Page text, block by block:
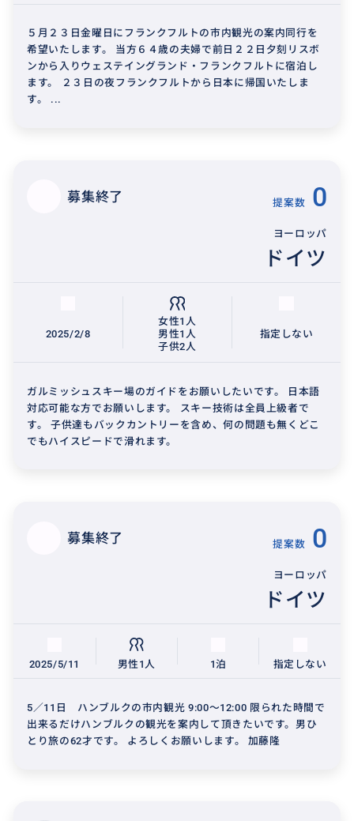
５月２３日金曜日にフランクフルトの市内観光の案内同行を
希望いたします。 当方６４歳の夫婦で前日２２日夕刻リスボ
ンから入りウェステイングランド・フランクフルトに宿泊し
ます。 ２３日の夜フランクフルトから日本に帰国いたしま
す。 ...
募集終了 提案数 0
ヨーロッパ
ドイツ
2025/2/8
女性1人
男性1人
子供2人
指定しない
ガルミッシュスキー場のガイドをお願いしたいです。 日本語
対応可能な方でお願いします。 スキー技術は全員上級者で
す。 子供達もバックカントリーを含め、何の問題も無くどこ
でもハイスピードで滑れます。
募集終了 提案数 0
ヨーロッパ
ドイツ
2025/5/11 男性1人 1泊 指定しない
5／11日 ハンブルクの市内観光 9:00〜12:00 限られた時間で
出来るだけハンブルクの観光を案内して頂きたいです。男ひ
とり旅の62才です。 よろしくお願いします。 加藤隆